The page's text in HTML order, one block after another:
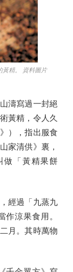
黃精。 資料圖片
濤寫過一封絕
黃精，令人久
），指出服食
家清供》裏，
做「黃精果餅
經過「九蒸九
作涼果食用。
月。其時萬物